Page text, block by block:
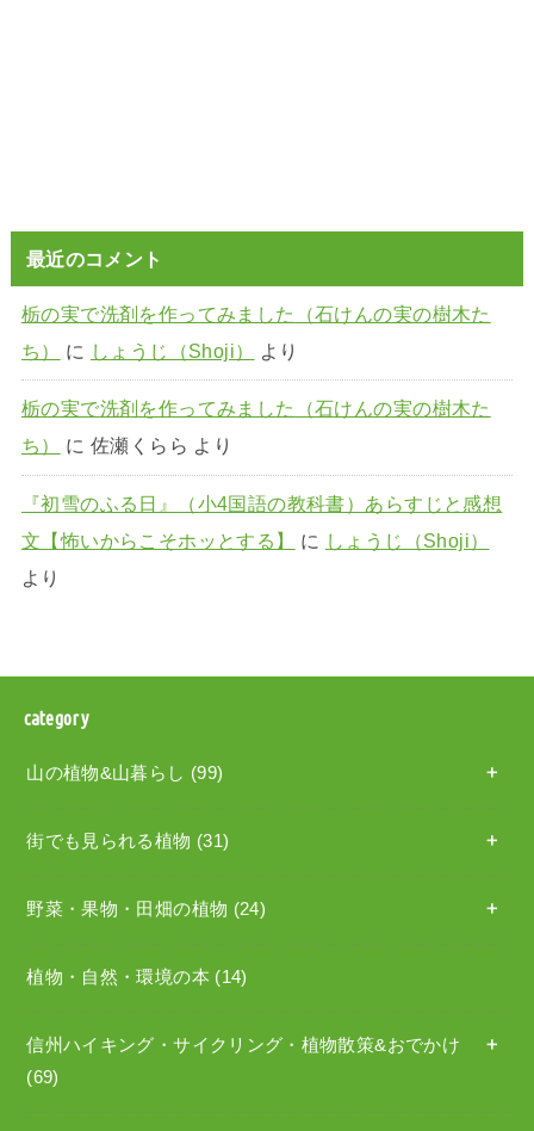
最近のコメント
栃の実で洗剤を作ってみました（石けんの実の樹木た
ち）
に しょうじ（Shoji） より
栃の実で洗剤を作ってみました（石けんの実の樹木た
ち）
に 佐瀬くらら より
『初雪のふる日』（小4国語の教科書）あらすじと感想
文【怖いからこそホッとする】
に しょうじ（Shoji）
より
category
山の植物&山暮らし (99)
街でも見られる植物 (31)
野菜・果物・田畑の植物 (24)
植物・自然・環境の本 (14)
信州ハイキング・サイクリング・植物散策&おでかけ
(69)